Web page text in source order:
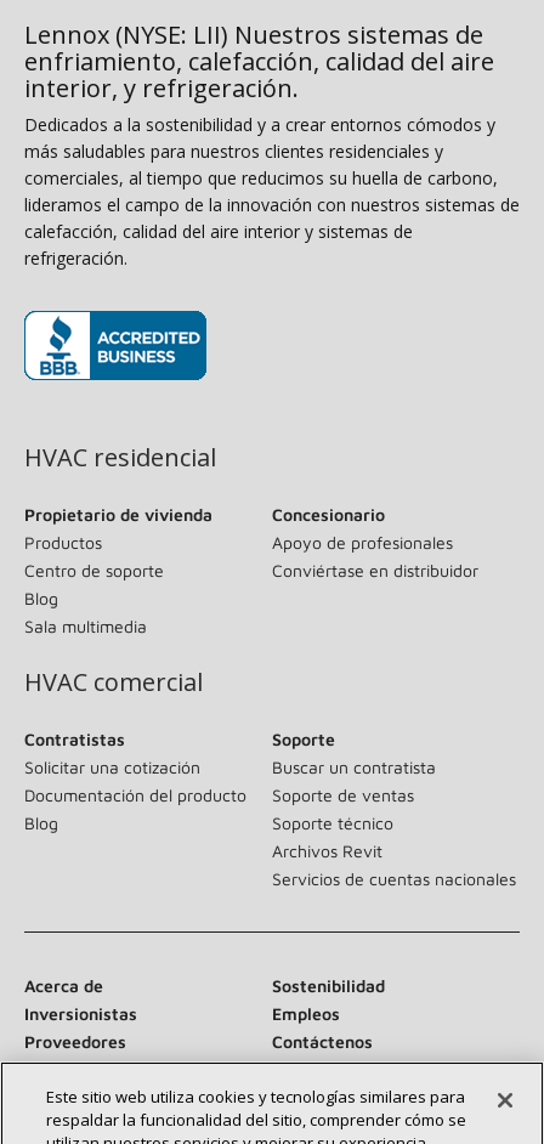
Lennox (NYSE: LII) Nuestros sistemas de
enfriamiento, calefacción, calidad del aire
interior, y refrigeración.
Dedicados a la sostenibilidad y a crear entornos cómodos y
más saludables para nuestros clientes residenciales y
comerciales, al tiempo que reducimos su huella de carbono,
lideramos el campo de la innovación con nuestros sistemas de
calefacción, calidad del aire interior y sistemas de
refrigeración.
HVAC residencial
Propietario de vivienda
Productos
Centro de soporte
Blog
Sala multimedia
Concesionario
Apoyo de profesionales
Conviértase en distribuidor
HVAC comercial
Contratistas
Solicitar una cotización
Documentación del producto
Blog
Soporte
Buscar un contratista
Soporte de ventas
Soporte técnico
Archivos Revit
Servicios de cuentas nacionales
Acerca de
Sostenibilidad
Inversionistas
Empleos
Proveedores
Contáctenos
Sala de prensa
Este sitio web utiliza cookies y tecnologías similares para
respaldar la funcionalidad del sitio, comprender cómo se